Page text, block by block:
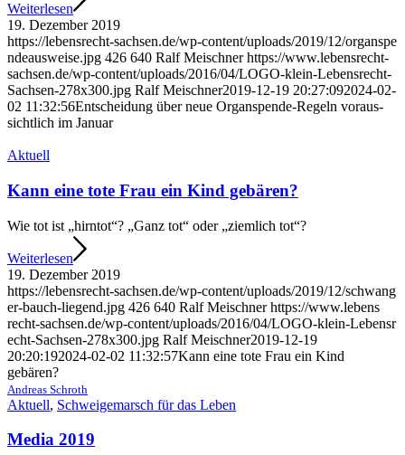
Wei­ter­le­sen
19. Dezem­ber 2019
https://​lebens​recht​-sach​sen​.de/​w​p​-​c​o​n​t​e​n​t​/​u​p​l​o​a​d​s​/​2​0​1​9​/​1​2​/​o​r​g​a​n​s​p​e​
n​d​e​a​u​s​w​e​i​s​e​.​jpg 426 640 Ralf Mei­sch­ner https://​www​.lebens​recht​-
sach​sen​.de/​w​p​-​c​o​n​t​e​n​t​/​u​p​l​o​a​d​s​/​2​0​1​6​/​0​4​/​L​O​G​O​-​k​l​e​i​n​-​L​e​b​e​n​s​r​e​c​h​t​-​
S​a​c​h​s​e​n​-​2​7​8​x​3​0​0​.​jpg Ralf Mei­sch­ner2019-12-19 20:27:092024-02-
02 11:32:56Ent­schei­dung über neue Organ­s­pen­­de-Regeln vor­aus­
sicht­lich im Januar
Aktu­ell
Kann eine tote Frau ein Kind gebären?
Wie tot ist „hirn­tot“? „Ganz tot“ oder „ziem­lich tot“?
Wei­ter­le­sen
19. Dezem­ber 2019
https://​lebens​recht​-sach​sen​.de/​w​p​-​c​o​n​t​e​n​t​/​u​p​l​o​a​d​s​/​2​0​1​9​/​1​2​/​s​c​h​w​a​n​g​
e​r​-​b​a​u​c​h​-​l​i​e​g​e​n​d​.​jpg 426 640 Ralf Mei­sch­ner https://​www​.lebens​
recht​-sach​sen​.de/​w​p​-​c​o​n​t​e​n​t​/​u​p​l​o​a​d​s​/​2​0​1​6​/​0​4​/​L​O​G​O​-​k​l​e​i​n​-​L​e​b​e​n​s​r​
e​c​h​t​-​S​a​c​h​s​e​n​-​2​7​8​x​3​0​0​.​jpg Ralf Mei­sch­ner2019-12-19
20:20:192024-02-02 11:32:57Kann eine tote Frau ein Kind
gebären?
Andre­as Schroth
Aktu­ell, Schwei­ge­marsch für das Leben
Media 2019